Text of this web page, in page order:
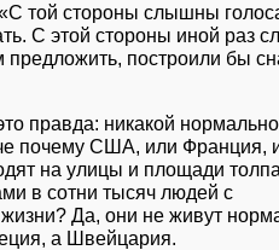
той стороны слышны
С этой стороны иной раз
построили бы
правда: никакой
почему США, или Франция,
на улицы и площади
в сотни тысяч людей с
Да, они не живут
а Швейцария.